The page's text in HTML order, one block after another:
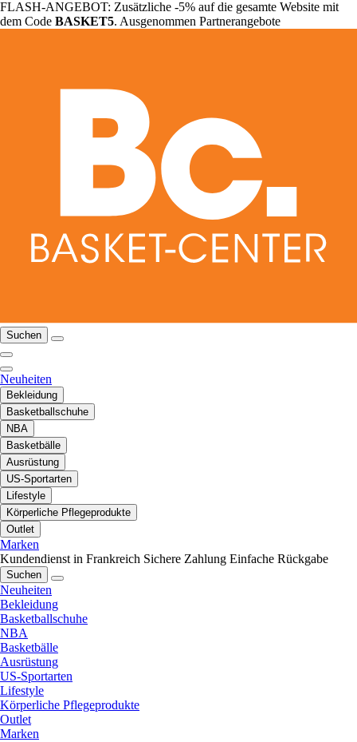
FLASH-ANGEBOT: Zusätzliche -5% auf die gesamte Website mit
dem Code BASKET5. Ausgenommen Partnerangebote
Suchen
Neuheiten
Bekleidung
Basketballschuhe
NBA
Basketbälle
Ausrüstung
US-Sportarten
Lifestyle
Körperliche Pflegeprodukte
Outlet
Marken
Kundendienst in Frankreich Sichere Zahlung Einfache Rückgabe
Suchen
Neuheiten
Bekleidung
Basketballschuhe
NBA
Basketbälle
Ausrüstung
US-Sportarten
Lifestyle
Körperliche Pflegeprodukte
Outlet
Marken